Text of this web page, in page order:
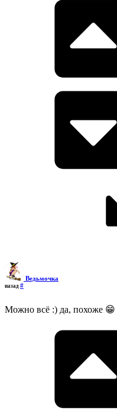
Ведьмочка
назад #
Можно всё :) да, похоже 😁